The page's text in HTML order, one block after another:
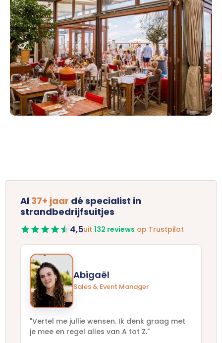
Al 37+ jaar dé specialist in
strandbedrijfsuitjes
4,5uit 132 reviews op Trustpilot
Abigaël
Sales & Event Manager
"Vertel me jullie wensen. Ik denk graag met
je mee en regel alles van A tot Z."